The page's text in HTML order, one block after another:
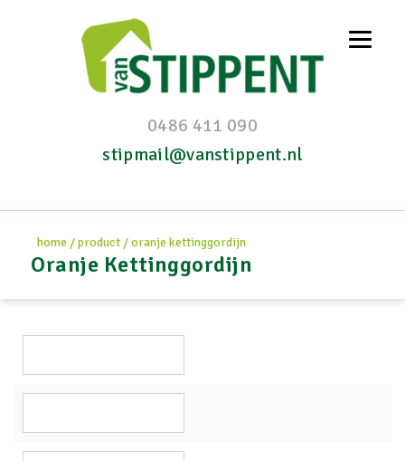
0486 411 090
stipmail@vanstippent.nl
Oranje Kettinggordijn
home /product /oranje kettinggordijn